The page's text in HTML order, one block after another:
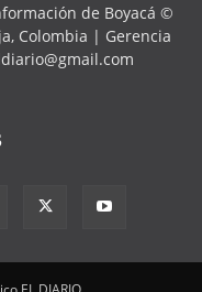
de Boyacá ©
Colombia | Gerencia